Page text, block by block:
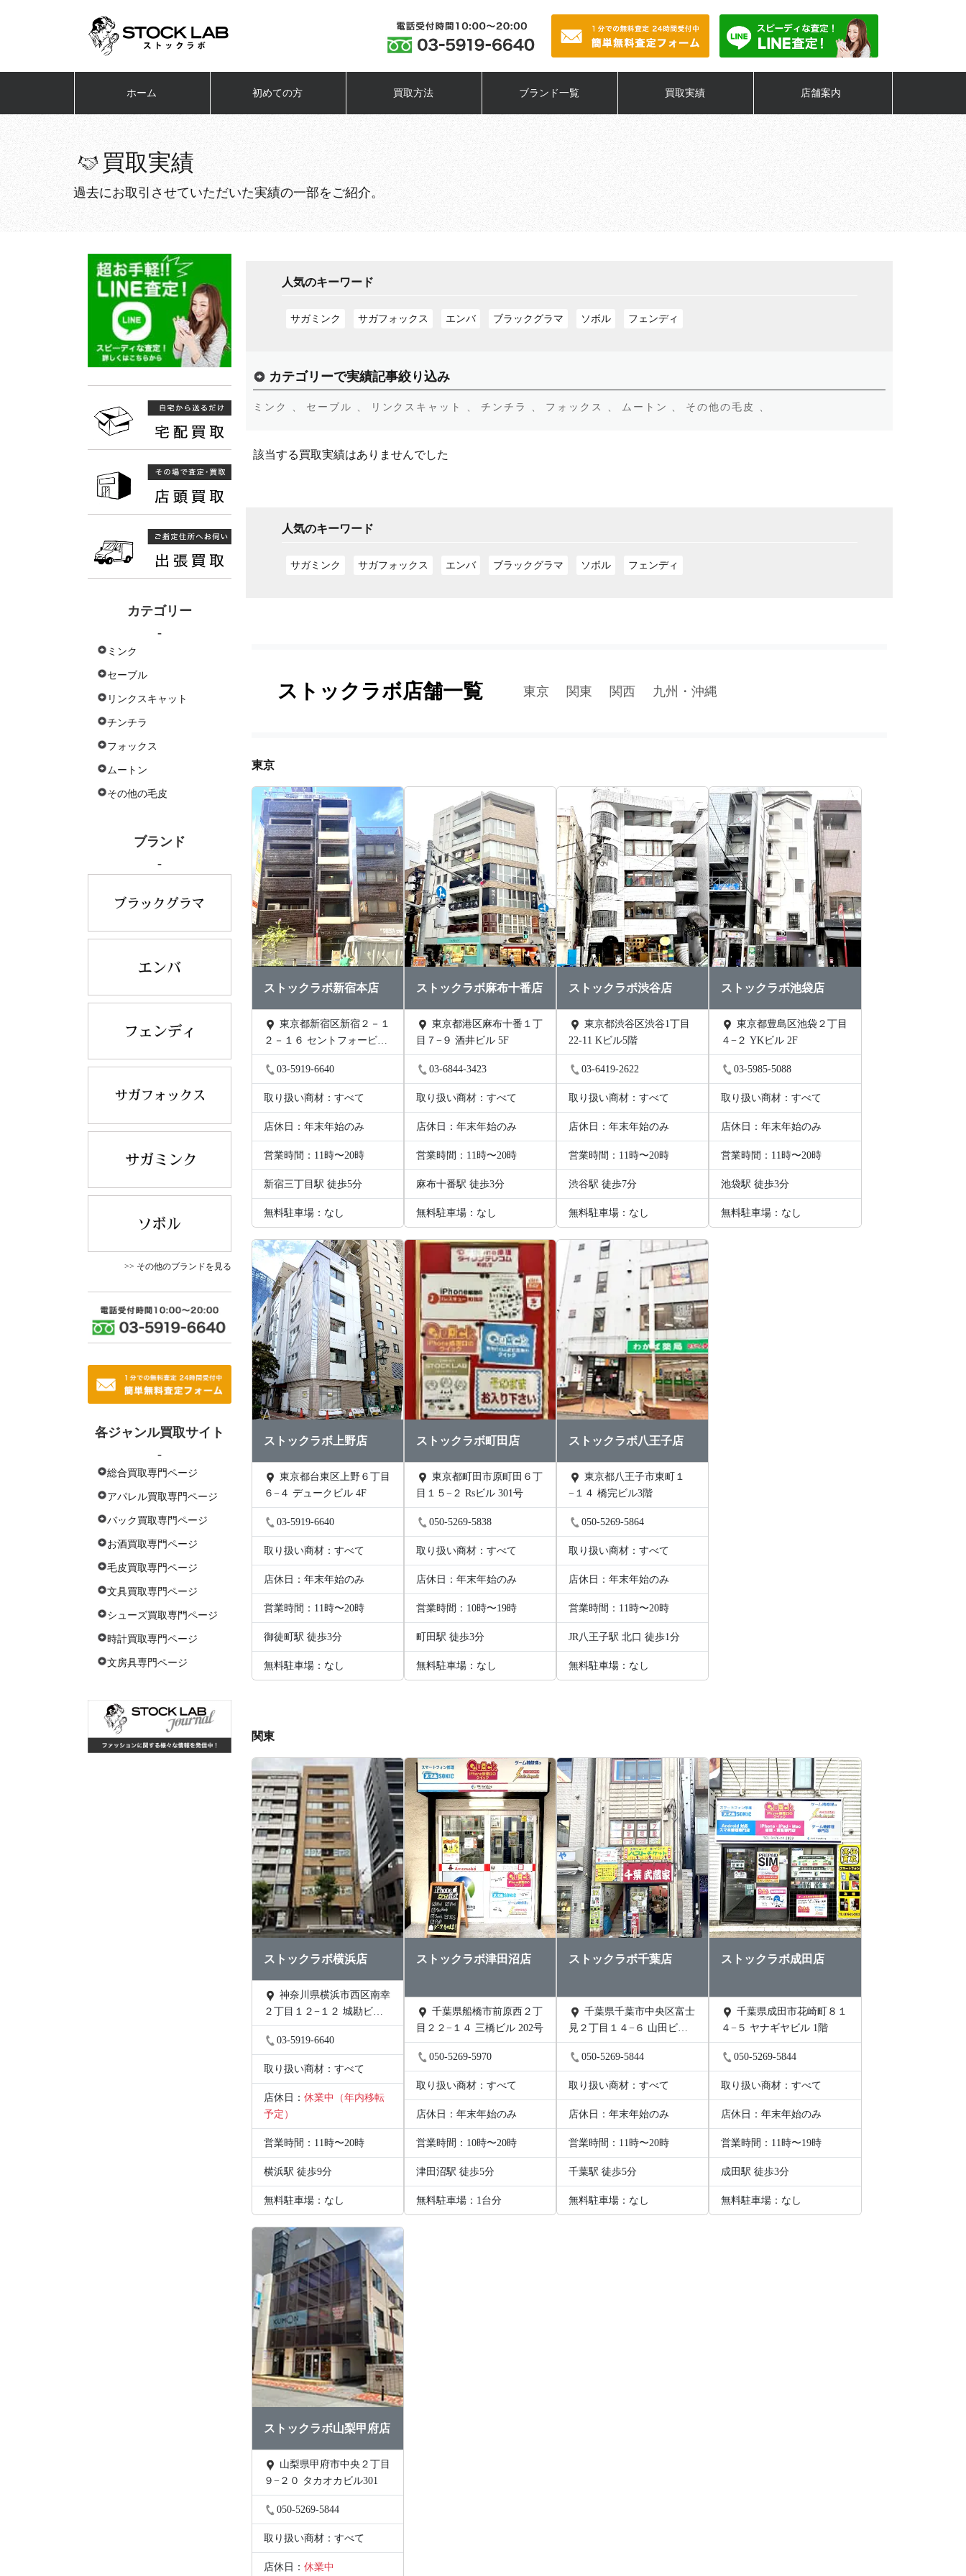
ホーム 初めての方 買取方法 ブランド一覧 買取実績 店舗案内
買取実績
過去にお取引させていただいた実績の一部をご紹介。
カテゴリー
-
ミンク
セーブル
リンクスキャット
チンチラ
フォックス
ムートン
その他の毛皮
ブランド
-
>> その他のブランドを見る
各ジャンル買取サイト
-
総合買取専門ページ
アパレル買取専門ページ
バック買取専門ページ
お酒買取専門ページ
毛皮買取専門ページ
文具買取専門ページ
シューズ買取専門ページ
時計買取専門ページ
文房具専門ページ
人気のキーワード
サガミンク サガフォックス エンバ ブラックグラマ ソボル フェンディ
カテゴリーで実績記事絞り込み
ミンク 、 セーブル 、 リンクスキャット 、 チンチラ 、 フォックス 、 ムートン 、 その他の毛皮 、
該当する買取実績はありませんでした
人気のキーワード
サガミンク サガフォックス エンバ ブラックグラマ ソボル フェンディ
ストックラボ店舗一覧 東京 関東 関西 九州・沖縄
東京
ストックラボ新宿本店
２－１６ セントフォービル
２０３
03-5919-6640
取り扱い商材：すべて
店休日：年末年始のみ
営業時間：11時〜20時
新宿三丁目駅 徒歩5分
無料駐車場：なし
ストックラボ麻布十番店
東京都港区麻布十番１丁
目７−９ 酒井ビル 5F
03-6844-3423
取り扱い商材：すべて
店休日：年末年始のみ
営業時間：11時〜20時
麻布十番駅 徒歩3分
無料駐車場：なし
ストックラボ渋谷店
東京都渋谷区渋谷1丁目
22-11 Kビル5階
03-6419-2622
取り扱い商材：すべて
店休日：年末年始のみ
営業時間：11時〜20時
渋谷駅 徒歩7分
無料駐車場：なし
ストックラボ池袋店
東京都豊島区池袋２丁目
４−２ YKビル 2F
03-5985-5088
取り扱い商材：すべて
店休日：年末年始のみ
営業時間：11時〜20時
池袋駅 徒歩3分
無料駐車場：なし
ストックラボ上野店
６−４ デュークビル 4F
03-5919-6640
取り扱い商材：すべて
店休日：年末年始のみ
営業時間：11時〜20時
御徒町駅 徒歩3分
無料駐車場：なし
ストックラボ町田店
東京都町田市原町田６丁
目１５−２ Rsビル 301号
050-5269-5838
取り扱い商材：すべて
店休日：年末年始のみ
営業時間：10時〜19時
町田駅 徒歩3分
無料駐車場：なし
ストックラボ八王子店
東京都八王子市東町１
−１４ 橋完ビル3階
050-5269-5864
取り扱い商材：すべて
店休日：年末年始のみ
営業時間：11時〜20時
JR八王子駅 北口 徒歩1分
無料駐車場：なし
関東
ストックラボ横浜店
２丁目１２−１２ 城勘ビル
1F
03-5919-6640
取り扱い商材：すべて
店休日： 休業中（年内移転
予定）
営業時間：11時〜20時
横浜駅 徒歩9分
無料駐車場：なし
ストックラボ津田沼店
千葉県船橋市前原西２丁
目２２−１４ 三橋ビル 202号
050-5269-5970
取り扱い商材：すべて
店休日：年末年始のみ
営業時間：10時〜20時
津田沼駅 徒歩5分
無料駐車場：1台分
ストックラボ千葉店
千葉県千葉市中央区富士
見２丁目１４−６ 山田ビル 2
階B号
050-5269-5844
取り扱い商材：すべて
店休日：年末年始のみ
営業時間：11時〜20時
千葉駅 徒歩5分
無料駐車場：なし
ストックラボ成田店
千葉県成田市花崎町８１
４−５ ヤナギヤビル 1階
050-5269-5844
取り扱い商材：すべて
店休日：年末年始のみ
営業時間：11時〜19時
成田駅 徒歩3分
無料駐車場：なし
ストックラボ山梨甲府店
９−２０ タカオカビル301
050-5269-5844
取り扱い商材：すべて
店休日： 休業中